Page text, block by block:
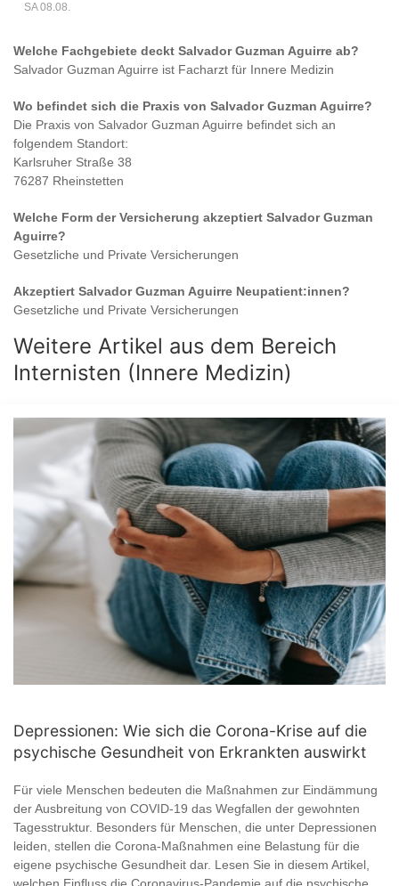
SA 08.08.
Welche Fachgebiete deckt Salvador Guzman Aguirre ab?
Salvador Guzman Aguirre ist Facharzt für Innere Medizin
Wo befindet sich die Praxis von Salvador Guzman Aguirre?
Die Praxis von Salvador Guzman Aguirre befindet sich an
folgendem Standort:
Karlsruher Straße 38
76287 Rheinstetten
Welche Form der Versicherung akzeptiert Salvador Guzman
Aguirre?
Gesetzliche und Private Versicherungen
Akzeptiert Salvador Guzman Aguirre Neupatient:innen?
Gesetzliche und Private Versicherungen
Weitere Artikel aus dem Bereich
Internisten (Innere Medizin)
Depressionen: Wie sich die Corona-Krise auf die
psychische Gesundheit von Erkrankten auswirkt
Für viele Menschen bedeuten die Maßnahmen zur Eindämmung
der Ausbreitung von COVID-19 das Wegfallen der gewohnten
Tagesstruktur. Besonders für Menschen, die unter Depressionen
leiden, stellen die Corona-Maßnahmen eine Belastung für die
eigene psychische Gesundheit dar. Lesen Sie in diesem Artikel,